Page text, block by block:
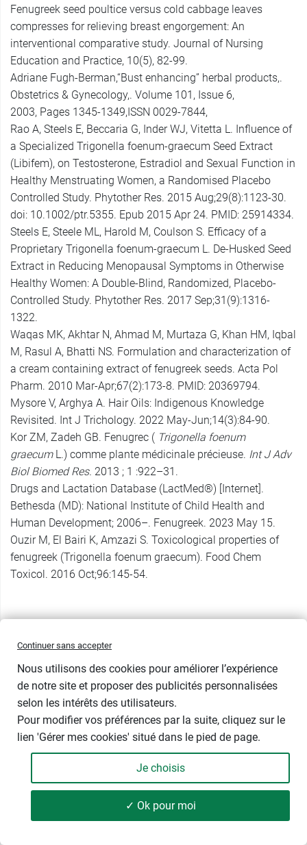
Fenugreek seed poultice versus cold cabbage leaves
compresses for relieving breast engorgement: An
interventional comparative study. Journal of Nursing
Education and Practice, 10(5), 82-99.
Adriane Fugh-Berman,“Bust enhancing” herbal products,.
Obstetrics & Gynecology,. Volume 101, Issue 6,
2003, Pages 1345-1349,ISSN 0029-7844,
Rao A, Steels E, Beccaria G, Inder WJ, Vitetta L. Influence of
a Specialized Trigonella foenum-graecum Seed Extract
(Libifem), on Testosterone, Estradiol and Sexual Function in
Healthy Menstruating Women, a Randomised Placebo
Controlled Study. Phytother Res. 2015 Aug;29(8):1123-30.
doi: 10.1002/ptr.5355. Epub 2015 Apr 24. PMID: 25914334.
Steels E, Steele ML, Harold M, Coulson S. Efficacy of a
Proprietary Trigonella foenum-graecum L. De-Husked Seed
Extract in Reducing Menopausal Symptoms in Otherwise
Healthy Women: A Double-Blind, Randomized, Placebo-
Controlled Study. Phytother Res. 2017 Sep;31(9):1316-
1322.
Waqas MK, Akhtar N, Ahmad M, Murtaza G, Khan HM, Iqbal
M, Rasul A, Bhatti NS. Formulation and characterization of
a cream containing extract of fenugreek seeds. Acta Pol
Pharm. 2010 Mar-Apr;67(2):173-8. PMID: 20369794.
Mysore V, Arghya A. Hair Oils: Indigenous Knowledge
Revisited. Int J Trichology. 2022 May-Jun;14(3):84-90.
Kor ZM, Zadeh GB. Fenugrec ( Trigonella foenum
graecumL.) comme plante médicinale précieuse. Int J Adv
Biol Biomed Res. 2013 ; 1 :922–31.
Drugs and Lactation Database (LactMed®) [Internet].
Bethesda (MD): National Institute of Child Health and
Human Development; 2006–. Fenugreek. 2023 May 15.
Ouzir M, El Bairi K, Amzazi S. Toxicological properties of
fenugreek (Trigonella foenum graecum). Food Chem
Toxicol. 2016 Oct;96:145-54.
Newsletter
Restez informé des nouveautés santé et de nos offres
exclusives, directement dans votre boîte mail.
Envoyer
Continuer sans accepter
Nous utilisons des cookies pour améliorer l’expérience
de notre site et proposer des publicités personnalisées
selon les intérêts des utilisateurs.
Pour modifier vos préférences par la suite, cliquez sur le
lien 'Gérer mes cookies' situé dans le pied de page.
Je choisis
✓ Ok pour moi